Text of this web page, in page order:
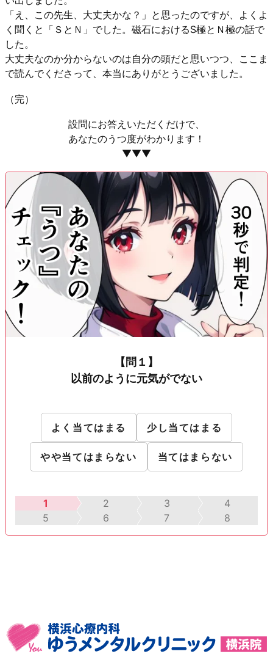
「え、この先生、大丈夫かな？」と思ったのですが、よくよ
く聞くと「ＳとＮ」でした。磁石におけるS極とＮ極の話で
した。
大丈夫なのか分からないのは自分の頭だと思いつつ、ここま
で読んでくださって、本当にありがとうございました。
（完）
設問にお答えいただくだけで、
あなたのうつ度がわかります！
▼▼▼
【問１】
以前のように元気がでない
よく当てはまる 少し当てはまる
やや当てはまらない 当てはまらない